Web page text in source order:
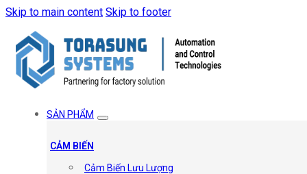
Skip to main content Skip to footer
SẢN PHẨM
CẢM BIẾN
Cảm Biến Lưu Lượng